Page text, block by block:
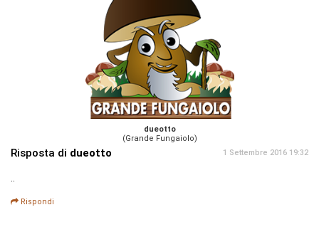
dueotto
(Grande Fungaiolo)
Risposta di dueotto 1 Settembre 2016 19:32
..
Rispondi